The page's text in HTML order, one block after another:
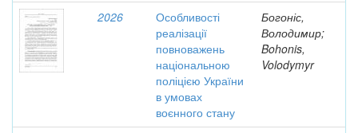
2026
Особливості
реалізації
повноважень
національною
поліцією України
в умовах
воєнного стану
Богоніс,
Володимир;
Bohonis,
Volodymyr